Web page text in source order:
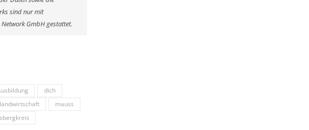
sind nur mit
GmbH gestattet.
dich
landwirtschaft
mauss